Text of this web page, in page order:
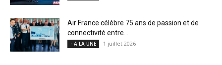
Air France célèbre 75 ans de passion et de
connectivité entre...
- A LA UNE 1 juillet 2026